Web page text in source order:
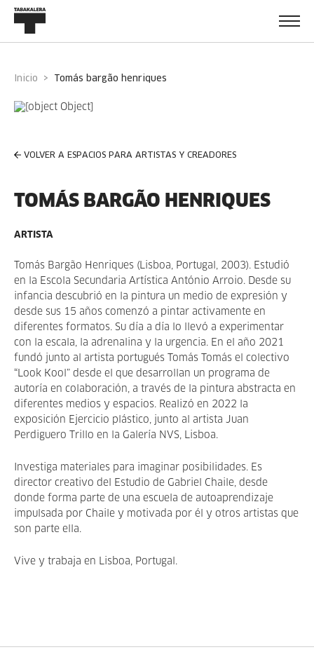
Inicio tomás bargão henriques
VOLVER A ESPACIOS PARA ARTISTAS Y CREADORES
TOMÁS BARGÃO HENRIQUES
ARTISTA
Tomás Bargão Henriques (Lisboa, Portugal, 2003). Estudió
en la Escola Secundaria Artística António Arroio. Desde su
infancia descubrió en la pintura un medio de expresión y
desde sus 15 años comenzó a pintar activamente en
diferentes formatos. Su día a día lo llevó a experimentar
con la escala, la adrenalina y la urgencia. En el año 2021
fundó junto al artista portugués Tomás Tomás el colectivo
“Look Kool” desde el que desarrollan un programa de
autoría en colaboración, a través de la pintura abstracta en
diferentes medios y espacios. Realizó en 2022 la
exposición Ejercicio plástico, junto al artista Juan
Perdiguero Trillo en la Galería NVS, Lisboa.
Investiga materiales para imaginar posibilidades. Es
director creativo del Estudio de Gabriel Chaile, desde
donde forma parte de una escuela de autoaprendizaje
impulsada por Chaile y motivada por él y otros artistas que
son parte ella.
Vive y trabaja en Lisboa, Portugal.